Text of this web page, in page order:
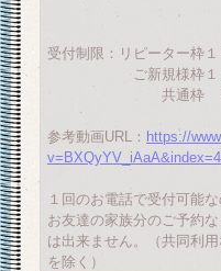
受付制限：リピーター枠１
ご新規様枠１
共通枠 ９組
参考動画URL： https://
１回のお電話で受付可能
お友達の家族分のご予約
は出来ません。（共同利
を除く）